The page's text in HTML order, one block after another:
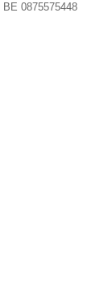
BE 0875575448